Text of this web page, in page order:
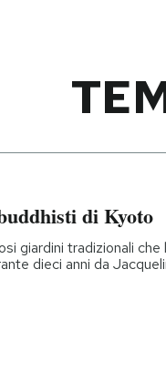
di Kyoto
giardini tradizionali
dieci anni da